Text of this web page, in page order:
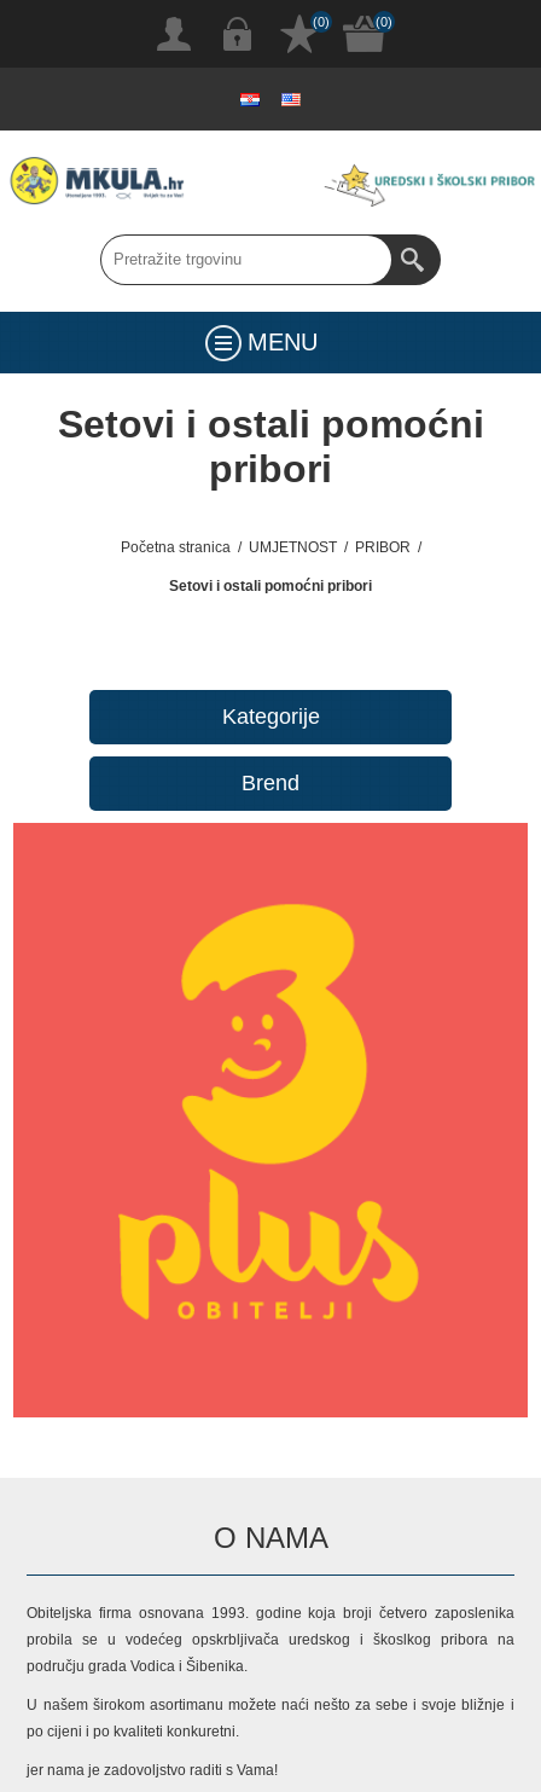
(0) (0)
MENU
Setovi i ostali pomoćni
pribori
Početna stranica / UMJETNOST / PRIBOR /
Setovi i ostali pomoćni pribori
Kategorije
Brend
O NAMA
Obiteljska firma osnovana 1993. godine koja broji četvero zaposlenika
probila se u vodećeg opskrbljivača uredskog i škoslkog pribora na
području grada Vodica i Šibenika.
U našem širokom asortimanu možete naći nešto za sebe i svoje bližnje i
po cijeni i po kvaliteti konkuretni.
jer nama je zadovoljstvo raditi s Vama!